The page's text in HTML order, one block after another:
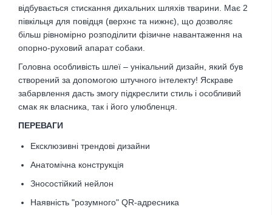
відбувається стискання дихальних шляхів тварини. Має 2
півкільця для повідця (верхнє та нижнє), що дозволяє
більш рівномірно розподілити фізичне навантаження на
опорно-руховий апарат собаки.
Головна особливість шлеї – унікальний дизайн, який був
створений за допомогою штучного інтелекту! Яскраве
забарвлення дасть змогу підкреслити стиль і особливий
смак як власника, так і його улюбленця.
ПЕРЕВАГИ
Ексклюзивні трендові дизайни
Анатомічна конструкція
Зносостійкий нейлон
Наявність "розумного" QR-адресника